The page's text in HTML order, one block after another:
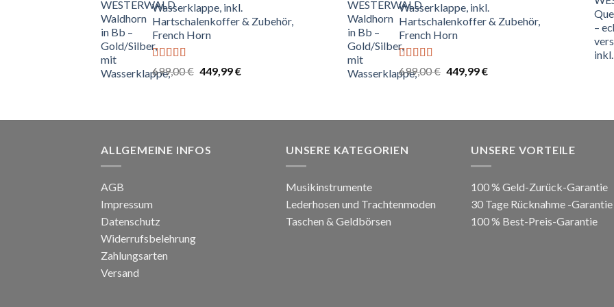
Wasserklappe, inkl.
Hartschalenkoffer & Zubehör,
French Horn
Bewertet
mit4.67
699,00€ Ursprünglicher
449,99€Aktueller
Wasserklappe, inkl.
Hartschalenkoffer & Zubehör,
French Horn
Bewertet
mit4.67
699,00€ Ursprünglicher
449,99€Aktueller
ALLGEMEINE INFOS
AGB
Impressum
Datenschutz
Widerrufsbelehrung
Zahlungsarten
Versand
UNSERE KATEGORIEN
Musikinstrumente
Lederhosen und Trachtenmoden
Taschen & Geldbörsen
UNSERE VORTEILE
100 % Geld-Zurück-Garantie
30 Tage Rücknahme -Garantie
100 % Best-Preis-Garantie